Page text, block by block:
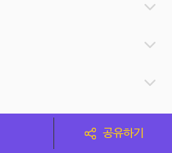
공유하기